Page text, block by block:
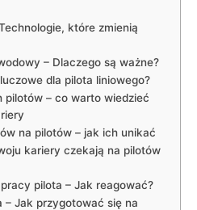
które zmienią
– Dlaczego są ważne?
dla pilota liniowego?
pilotów – co warto wiedzieć
na pilotów – jak ich unikać
kariery czekają na pilotów
pilota – Jak reagować?
– Jak przygotować się na